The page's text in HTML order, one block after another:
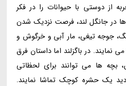
از دوستی با حیوانات را در فکر
در جانگل لند، فرصت نزدیک شدن
جوجه تیغی، مار آبی و خرگوش و
نمایند. در باگزلند اما داستان فرق
بچه ها می توانند برای لحظاتی
دید یک حشره کوچک تماشا نمایند.